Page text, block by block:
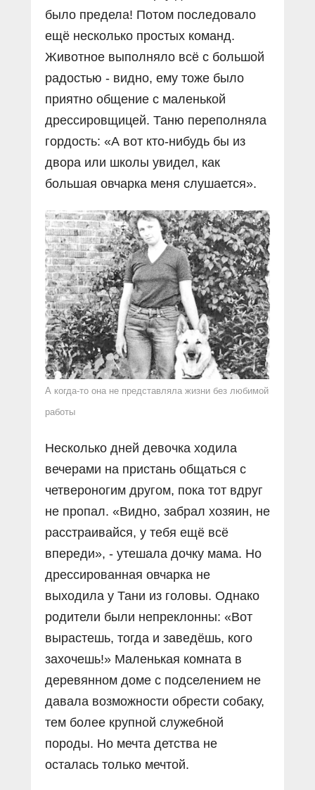
было предела! Потом последовало
ещё несколько простых команд.
Животное выполняло всё с большой
радостью - видно, ему тоже было
приятно общение с маленькой
дрессировщицей. Таню переполняла
гордость: «А вот кто-нибудь бы из
двора или школы увидел, как
большая овчарка меня слушается».
А когда-то она не представляла жизни без любимой
работы
Несколько дней девочка ходила
вечерами на пристань общаться с
четвероногим другом, пока тот вдруг
не пропал. «Видно, забрал хозяин, не
расстраивайся, у тебя ещё всё
впереди», - утешала дочку мама. Но
дрессированная овчарка не
выходила у Тани из головы. Однако
родители были непреклонны: «Вот
вырастешь, тогда и заведёшь, кого
захочешь!» Маленькая комната в
деревянном доме с подселением не
давала возможности обрести собаку,
тем более крупной служебной
породы. Но мечта детства не
осталась только мечтой.